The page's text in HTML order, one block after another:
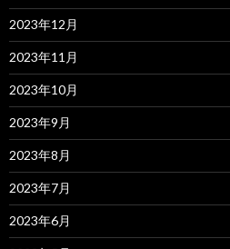
2023年12月
2023年11月
2023年10月
2023年9月
2023年8月
2023年7月
2023年6月